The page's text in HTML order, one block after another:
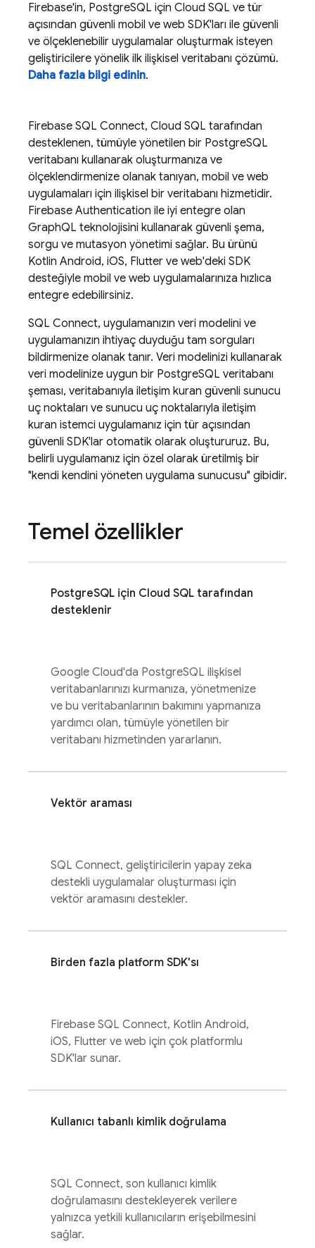
Firebase'in, PostgreSQL için Cloud SQL ve tür
açısından güvenli mobil ve web SDK'ları ile güvenli
ve ölçeklenebilir uygulamalar oluşturmak isteyen
geliştiricilere yönelik ilk ilişkisel veritabanı çözümü.
Daha fazla bilgi edinin.
Firebase SQL Connect, Cloud SQL tarafından
desteklenen, tümüyle yönetilen bir PostgreSQL
veritabanı kullanarak oluşturmanıza ve
ölçeklendirmenize olanak tanıyan, mobil ve web
uygulamaları için ilişkisel bir veritabanı hizmetidir.
Firebase Authentication ile iyi entegre olan
GraphQL teknolojisini kullanarak güvenli şema,
sorgu ve mutasyon yönetimi sağlar. Bu ürünü
Kotlin Android, iOS, Flutter ve web'deki SDK
desteğiyle mobil ve web uygulamalarınıza hızlıca
entegre edebilirsiniz.
SQL Connect, uygulamanızın veri modelini ve
uygulamanızın ihtiyaç duyduğu tam sorguları
bildirmenize olanak tanır. Veri modelinizi kullanarak
veri modelinize uygun bir PostgreSQL veritabanı
şeması, veritabanıyla iletişim kuran güvenli sunucu
uç noktaları ve sunucu uç noktalarıyla iletişim
kuran istemci uygulamanız için tür açısından
güvenli SDK'lar otomatik olarak oluştururuz. Bu,
belirli uygulamanız için özel olarak üretilmiş bir
"kendi kendini yöneten uygulama sunucusu" gibidir.
Temel özellikler
PostgreSQL için Cloud SQL tarafından
desteklenir
Google Cloud'da PostgreSQL ilişkisel
veritabanlarınızı kurmanıza, yönetmenize
ve bu veritabanlarının bakımını yapmanıza
yardımcı olan, tümüyle yönetilen bir
veritabanı hizmetinden yararlanın.
Vektör araması
SQL Connect, geliştiricilerin yapay zeka
destekli uygulamalar oluşturması için
vektör aramasını destekler.
Birden fazla platform SDK'sı
Firebase SQL Connect, Kotlin Android,
iOS, Flutter ve web için çok platformlu
SDK'lar sunar.
Kullanıcı tabanlı kimlik doğrulama
SQL Connect, son kullanıcı kimlik
doğrulamasını destekleyerek verilere
yalnızca yetkili kullanıcıların erişebilmesini
sağlar.